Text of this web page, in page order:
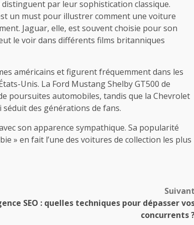
par leur sophistication classique.
un must pour illustrer comment une voiture
Jaguar, elle, est souvent choisie pour son
le voir dans différents films britanniques
américains et figurent fréquemment dans les
Unis. La Ford Mustang Shelby GT500 de
poursuites automobiles, tandis que la Chevrolet
des générations de fans.
son apparence sympathique. Sa popularité
» en fait l’une des voitures de collection les plus
Suivant
SEO : quelles techniques pour dépasser
concurrents